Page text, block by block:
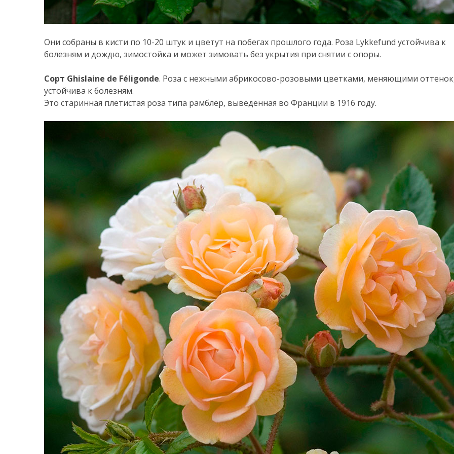
Они собраны в кисти по 10-20 штук и цветут на побегах прошлого года. Роза Lykkefund устойчива к
болезням и дождю, зимостойка и может зимовать без укрытия при снятии с опоры.
Сорт Ghislaine de Féligonde. Роза с нежными абрикосово-розовыми цветками, меняющими
устойчива к болезням.
Это старинная плетистая роза типа рамблер, выведенная во Франции в 1916 году.